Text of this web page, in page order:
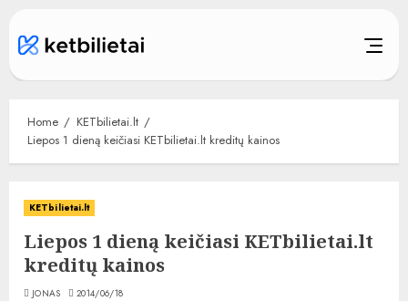
content
Home
KETbilietai.lt
Liepos 1 dieną keičiasi KETbilietai.lt kreditų kainos
KETbilietai.lt
Liepos 1 dieną keičiasi KETbilietai.lt
kreditų kainos
JONAS 2014/06/18